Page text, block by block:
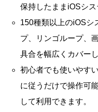
保持したままiOSシス
150種類以上のiOSシ
プ、リンゴループ、
具合を幅広くカバーし
初心者でも使いやす
に従うだけで操作可
して利用できます。